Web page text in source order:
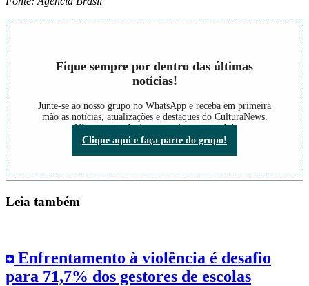
Fique sempre por dentro das últimas
notícias!
Junte-se ao nosso grupo no WhatsApp e receba em primeira
mão as notícias, atualizações e destaques do CulturaNews.
Não perca nada do que está acontecendo!
Clique aqui e faça parte do grupo!
Leia também
Enfrentamento à violência é desafio
para 71,7% dos gestores de escolas